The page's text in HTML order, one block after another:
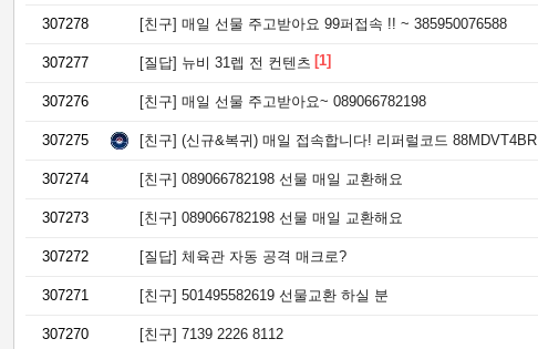
307278 [친구] 매일 선물 주고받아요 99퍼접속 !! ~ 385950076588
307277 [질답] 뉴비 31렙 전 컨텐츠 [1]
307276 [친구] 매일 선물 주고받아요~ 089066782198
307275 [친구] (신규&복귀) 매일 접속합니다! 리퍼럴코드 88MDVT4BR
307274 [친구] 089066782198 선물 매일 교환해요
307273 [친구] 089066782198 선물 매일 교환해요
307272 [질답] 체육관 자동 공격 매크로?
307271 [친구] 501495582619 선물교환 하실 분
307270 [친구] 7139 2226 8112